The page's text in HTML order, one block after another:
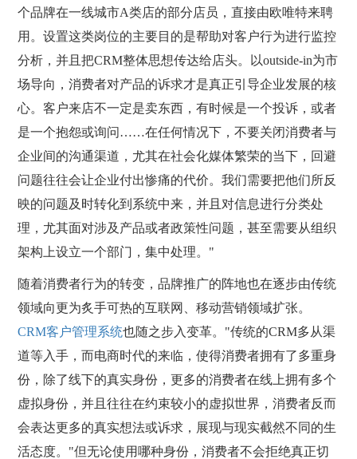
个品牌在一线城市A类店的部分店员，直接由欧唯特来聘
用。设置这类岗位的主要目的是帮助对客户行为进行监控
分析，并且把CRM整体思想传达给店头。以outside-in为市
场导向，消费者对产品的诉求才是真正引导企业发展的核
心。客户来店不一定是卖东西，有时候是一个投诉，或者
是一个抱怨或询问……在任何情况下，不要关闭消费者与
企业间的沟通渠道，尤其在社会化媒体繁荣的当下，回避
问题往往会让企业付出惨痛的代价。我们需要把他们所反
映的问题及时转化到系统中来，并且对信息进行分类处
理，尤其面对涉及产品或者政策性问题，甚至需要从组织
架构上设立一个部门，集中处理。"
随着消费者行为的转变，品牌推广的阵地也在逐步由传统
领域向更为炙手可热的互联网、移动营销领域扩张。
CRM客户管理系统也随之步入变革。"传统的CRM多从渠
道等入手，而电商时代的来临，使得消费者拥有了多重身
份，除了线下的真实身份，更多的消费者在线上拥有多个
虚拟身份，并且往往在约束较小的虚拟世界，消费者反而
会表达更多的真实想法或诉求，展现与现实截然不同的生
活态度。"但无论使用哪种身份，消费者不会拒绝真正切